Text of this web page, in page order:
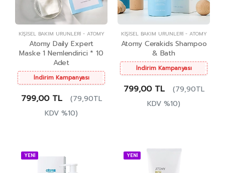
KIŞISEL BAKIM ÜRÜNLERI- ATOMY
Atomy Daily Expert
Maske 1 Nemlendirici * 10
Adet
İndirim Kampanyası
799,00 TL
(79,90TL
KDV %10)
KIŞISEL BAKIM ÜRÜNLERI- ATOMY
Atomy Cerakids Shampoo
& Bath
İndirim Kampanyası
799,00 TL
(79,90TL
KDV %10)
YENİ YENİ